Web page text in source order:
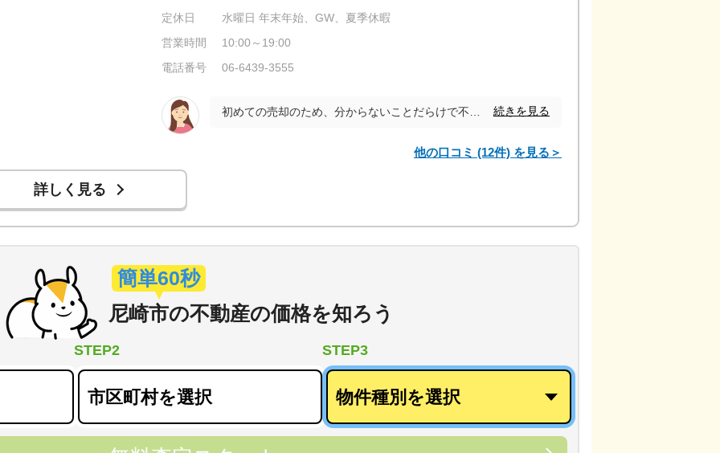
定休日
水曜日 年末年始、GW、夏季休暇
営業時間
10:00～19:00
電話番号
06-6439-3555
続きを見る
他の口コミ (12件) を見る＞
詳しく見る
簡単60秒
尼崎市の不動産の価格を知ろう
STEP2 STEP3